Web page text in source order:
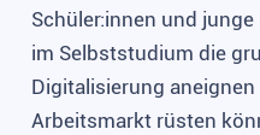
Schüler:innen und
im Selbststudium die
Digitalisierung
Arbeitsmarkt rüsten